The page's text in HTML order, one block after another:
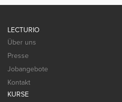
LECTURIO
Über uns
Presse
Jobangebote
Kontakt
KURSE